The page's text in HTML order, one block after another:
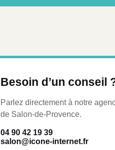
Besoin d’un conseil
Parlez directement à notre
de Salon-de-Provence.
04 90 42 19 39
salon@icone-internet.fr